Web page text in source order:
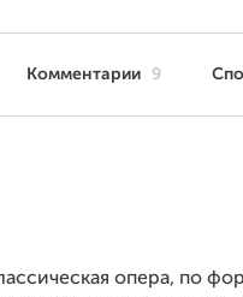
Комментарии 9
опера, по